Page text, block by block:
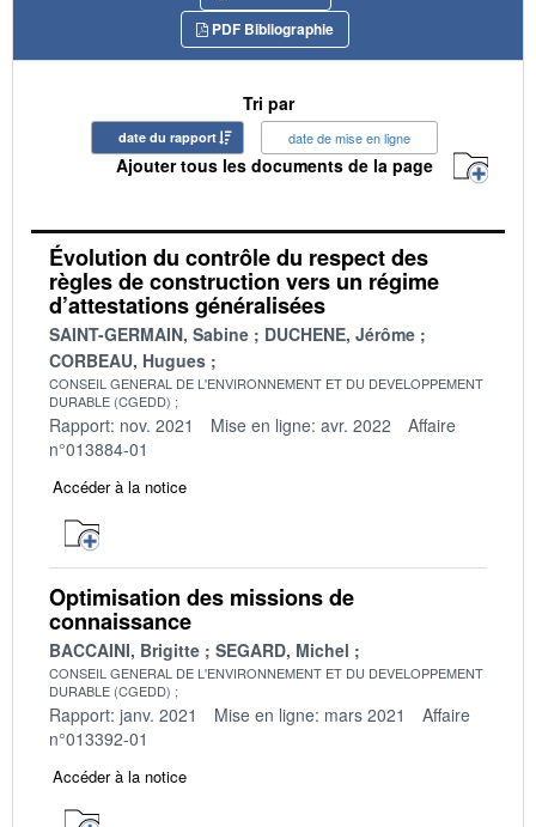
PDF Bibliographie
Tri par
date du rapport date de mise en ligne
Ajouter tous les documents de la page
Évolution du contrôle du respect des
règles de construction vers un régime
d’attestations généralisées
SAINT-GERMAIN, Sabine
DUCHENE, Jérôme
CORBEAU, Hugues
CONSEIL GENERAL DE L'ENVIRONNEMENT ET DU DEVELOPPEMENT
DURABLE (CGEDD)
Rapport: nov. 2021 Mise en ligne: avr. 2022
Affaire
n°013884-01
Accéder à la notice
Optimisation des missions de
connaissance
BACCAINI, Brigitte SEGARD, Michel
CONSEIL GENERAL DE L'ENVIRONNEMENT ET DU DEVELOPPEMENT
DURABLE (CGEDD)
Rapport: janv. 2021 Mise en ligne: mars 2021
Affaire
n°013392-01
Accéder à la notice